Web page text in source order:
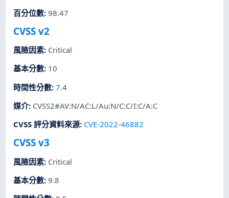
百分位數:98.47
CVSS v2
風險因素: Critical
基本分數: 10
時間性分數:7.4
媒介: CVSS2#AV:N/AC:L/Au:N/C:C/I:C/A:C
CVSS 評分資料來源: CVE-2022-46882
CVSS v3
風險因素: Critical
基本分數:9.8